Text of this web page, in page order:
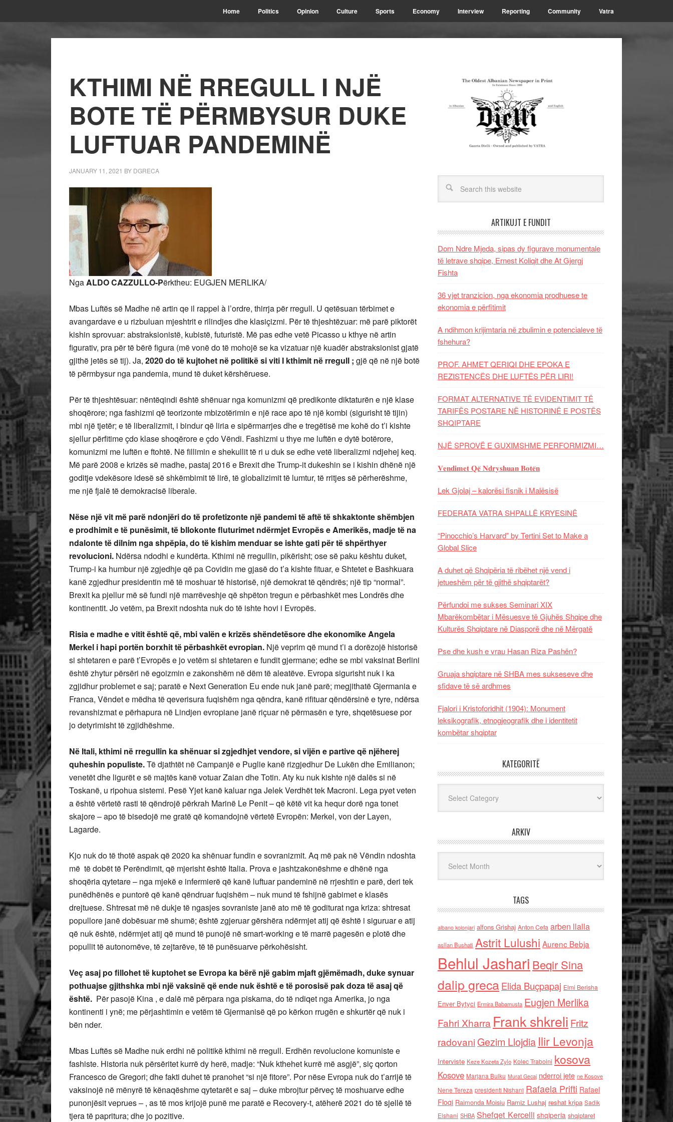
Home Politics Opinion Culture Sports Economy Interview Reporting Community Vatra
KTHIMI NË RREGULL I NJË
BOTE TË PËRMBYSUR DUKE
LUFTUAR PANDEMINË
JANUARY 11, 2021 BY DGRECA
NgaALDO CAZZULLO-Përktheu: EUGJEN MERLIKA/
Mbas Luftës së Madhe në artin qe il rappel à l’ordre, thirrja për rregull. U qetësuan tërbimet e
avangardave e u rizbuluan mjeshtrit e rilindjes dhe klasiçizmi. Për të thjeshtëzuar: më parë piktorët
kishin sprovuar: abstraksionistë, kubistë, futuristë. Më pas edhe vetë Picasso u kthye në artin
figurativ, pra për të bërë figura (më vonë do të mohojë se ka vizatuar një kuadër abstraksionist gjatë
gjithë jetës së tij). Ja, 2020 do të kujtohet në politikë si viti I kthimit në rregull ; gjë që në një botë
të përmbysur nga pandemia, mund të duket kërshëruese.
Për të thjeshtësuar: nëntëqindi është shënuar nga komunizmi që predikonte diktaturën e një klase
shoqërore; nga fashizmi që teorizonte mbizotërimin e një race apo të një kombi (sigurisht të tijin)
mbi një tjetër; e të liberalizmit, i bindur që liria e sipërmarrjes dhe e tregëtisë me kohë do t’i kishte
sjellur përfitime çdo klase shoqërore e çdo Vëndi. Fashizmi u thye me luftën e dytë botërore,
komunizmi me luftën e ftohtë. Në fillimin e shekullit të ri u duk se edhe vetë liberalizmi ndjehej keq.
Më parë 2008 e krizës së madhe, pastaj 2016 e Brexit dhe Trump-it dukeshin se i kishin dhënë një
goditje vdekësore idesë së shkëmbimit të lirë, të globalizimit të lumtur, të rritjes së përherëshme,
me një fjalë të demokracisë liberale.
Nëse një vit më parë ndonjëri do të profetizonte një pandemi të aftë të shkaktonte shëmbjen
e prodhimit e të punësimit, të bllokonte fluturimet ndërmjet Evropës e Amerikës, madje të na
ndalonte të dilnim nga shpëpia, do të kishim menduar se ishte gati për të shpërthyer
revolucioni. Ndërsa ndodhi e kundërta. Kthimi në rregullin, pikërisht; ose së paku kështu duket,
Trump-i ka humbur një zgjedhje që pa Covidin me gjasë do t’a kishte fituar, e Shtetet e Bashkuara
kanë zgjedhur presidentin më të moshuar të historisë, një demokrat të qëndrës; një tip “normal”.
Brexit ka pjellur më së fundi një marrëveshje që shpëton tregun e përbashkët mes Londrës dhe
kontinentit. Jo vetëm, pa Brexit ndoshta nuk do të ishte hovi i Evropës.
Risia e madhe e vitit është që, mbi valën e krizës shëndetësore dhe ekonomike Angela
Merkel i hapi portën borxhit të përbashkët evropian. Një veprim që mund t’i a dorëzojë historisë
si shtetaren e parë t’Evropës e jo vetëm si shtetaren e fundit gjermane; edhe se mbi vaksinat Berlini
është zhytur përsëri në egoizmin e zakonshëm në dëm të aleatëve. Evropa sigurisht nuk i ka
zgjidhur problemet e saj; paratë e Next Generation Eu ende nuk janë parë; megjithatë Gjermania e
Franca, Vëndet e mëdha të qeverisura fuqishëm nga qëndra, kanë rifituar qëndërsinë e tyre, ndërsa
revanshizmate përhapura në Lindjen evropiane janë riçuar në përmasën e tyre, shqetësuese por
jo detyrimisht të zgjidhëshme.
Në Itali, kthimi në rregullin ka shënuar si zgjedhjet vendore, si vijën e partive që njëherej
quheshin populiste.Të djathtët në Campanjë e Puglie kanë rizgjedhur De Lukën dhe Emilianon;
venetët dhe ligurët e së majtës kanë votuar Zaian dhe Totin. Aty ku nuk kishte një dalës si në
Toskanë, u ripohua sistemi. Pesë Yjet kanë kaluar nga Jelek Verdhët tek Macroni. Lega pyet veten
a është vërtetë rasti të qëndrojë përkrah Marinë Le Penit – që këtë vit ka hequr dorë nga tonet
skajore – apo të bisedojë me gratë që komandojnë vërtetë Evropën: Merkel, von der Layen,
Lagarde.
Kjo nuk do të thotë aspak që 2020 ka shënuar fundin e sovranizmit. Aq më pak në Vëndin ndoshta
më të dobët të Perëndimit, që mjerisht është Italia. Prova e jashtzakonëshme e dhënë nga
shoqëria qytetare – nga mjekë e infermierë që kanë luftuar pandeminë në rrjeshtin e parë, deri tek
punëdhënës e puntorë që kanë qëndruar fuqishëm – nuk mund të fshijnë gabimet e klasës
drejtuese. Shtresat më në dukje të ngasjes sovraniste janë ato më të goditurat nga kriza: shtresat
popullore janë dobësuar më shumë; është zgjeruar gërshëra ndërmjet atij që është i siguruar e atij
që nuk është, ndërmjet atij që mund të punojë në smart-working e të marrë pagesën e plotë dhe
popullit të autonomëve, të zejtarëve, të të punësuarve përkohësisht.
Veç asaj po fillohet të kuptohet se Evropa ka bërë një gabim mjaft gjëmëmadh, duke synuar
pothuajse gjithshka mbi një vaksinë që ende nuk është e të porosisë pak doza të asaj që
është. Për pasojë Kina , e dalë më përpara nga piskama, do të ndiqet nga Amerika, jo nga
kontinenti i ynë; me përjashtimin e vetëm të Gjermanisë që po kërkon rrugën e shkurtër që nuk i
bën nder.
Mbas Luftës së Madhe nuk erdhi në politikë kthimi në rregull. Erdhën revolucione komuniste e
fashiste. Historia nuk përsëritet kurrë dy herë, madje: “Nuk kthehet kurrë më asgjë”, siç qorton
Francesco de Gregori; dhe fakti duhet të pranohet “si një fitore”. Por nëse Evropa nuk do t’arrijë të
vaksinojë në mënyrë të kënaqëshme qytetarët e saj – duke mbrojtur përveç të moshuarve edhe
punonjësit veprues – , as të mos krijojë punë me paratë e Recovery-t, atëherë 2021 do të sjellë të
tjera të papritura; dhe jo pozitive.
ARTIKUJT E FUNDIT
Dom Ndre Mjeda, sipas dy figurave monumentale
të letrave shqipe, Ernest Koliqit dhe At Gjergj
Fishta
36 vjet tranzicion, nga ekonomia prodhuese te
ekonomia e përfitimit
A ndihmon krijimtaria në zbulimin e potencialeve të
fshehura?
PROF. AHMET QERIQI DHE EPOKA E
REZISTENCЁS DHE LUFTЁS PЁR LIRI!
FORMAT ALTERNATIVE TË EVIDENTIMIT TË
TARIFËS POSTARE NË HISTORINË E POSTËS
SHQIPTARE
NJË SPROVË E GUXIMSHME PERFORMIZMI…
𝐕𝐞𝐧𝐝𝐢𝐦𝐞𝐭 𝐐𝐞̈ 𝐍𝐝𝐫𝐲𝐬𝐡𝐮𝐚𝐧 𝐁𝐨𝐭𝐞̈𝐧
Lek Gjolaj – kalorësi fisnik i Malësisë
FEDERATA VATRA SHPALLË KRYESINË
“Pinocchio’s Harvard” by Tertini Set to Make a
Global Slice
A duhet që Shqipëria të ribëhet një vend i
jetueshëm për të gjithë shqiptarët?
Përfundoi me sukses Seminari XIX
Mbarëkombëtar i Mësuesve të Gjuhës Shqipe dhe
Kulturës Shqiptare në Diasporë dhe në Mërgatë
Pse dhe kush e vrau Hasan Riza Pashën?
Gruaja shqiptare në SHBA mes sukseseve dhe
sfidave të së ardhmes
Fjalori i Kristoforidhit (1904): Monument
leksikografik, etnogjeografik dhe i identitetit
kombëtar shqiptar
KATEGORITË
ARKIV
TAGS
albano kolonjari alfons Grishaj Anton Cefa arben llalla
asllan Bushati Astrit Lulushi Aurenc Bebja
Behlul Jashari Beqir Sina
dalip grecaElida Buçpapaj Elmi Berisha
Enver Bytyci Ermira Babamusta Eugjen Merlika
Fahri Xharra Frank shkreli Fritz
radovaniGezim Llojdia Ilir Levonja
Interviste Keze Kozeta Zylo Kolec Traboini kosova
Kosove Marjana Bulku Murat Gecaj nderroi jete ne Kosove
Nene Tereza presidenti Nishani Rafaela Prifti Rafael
Floqi Raimonda Moisiu Ramiz Lushaj reshat kripa Sadik
Elshani SHBA Shefqet Kercelli shqiperia shqiptaret